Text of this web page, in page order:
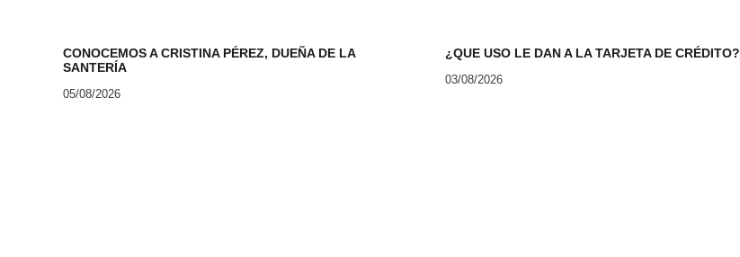
CONOCEMOS A CRISTINA PÉREZ, DUEÑA DE LA
SANTERÍA
05/08/2026
¿QUE USO LE DAN A LA TARJETA DE CRÉDITO?
03/08/2026